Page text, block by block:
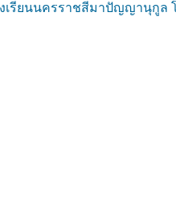
ยนนครราชสีมาปัญญานุกูล โ